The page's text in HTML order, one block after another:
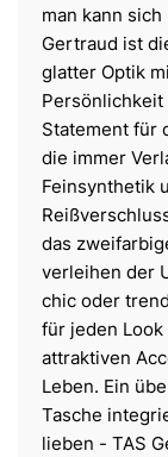
man kann
Gertraud ist
glatter Optik
Persönlichkeit
Statement für
die immer
Feinsynthetik
das
verleihen der
chic oder
für jeden
attraktiven
Leben. Ein
Tasche
lieben - TAS